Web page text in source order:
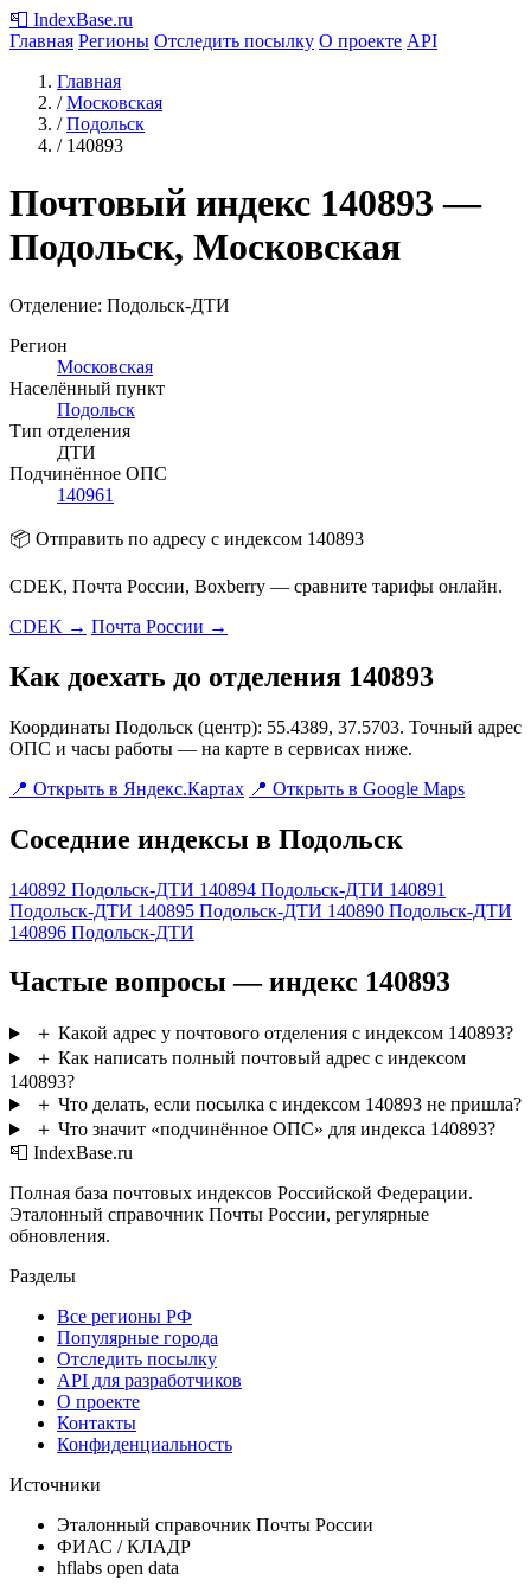
📮 IndexBase.ru
Главная Регионы Отследить посылку О проекте API
Главная
/ Московская
/ Подольск
/ 140893
Почтовый индекс 140893 —
Подольск, Московская
Отделение: Подольск-ДТИ
Регион
Московская
Населённый пункт
Подольск
Тип отделения
ДТИ
Подчинённое ОПС
140961
📦 Отправить по адресу с индексом 140893
CDEK, Почта России, Boxberry — сравните тарифы онлайн.
CDEK → Почта России →
Как доехать до отделения 140893
Координаты Подольск (центр): 55.4389, 37.5703. Точный адрес
ОПС и часы работы — на карте в сервисах ниже.
📍 Открыть в Яндекс.Картах 📍 Открыть в Google Maps
Соседние индексы в Подольск
140892 Подольск-ДТИ 140894 Подольск-ДТИ 140891
Подольск-ДТИ 140895 Подольск-ДТИ 140890 Подольск-ДТИ
140896 Подольск-ДТИ
Частые вопросы — индекс 140893
＋ Какой адрес у почтового отделения с индексом 140893?
＋ Как написать полный почтовый адрес с индексом
140893?
＋ Что делать, если посылка с индексом 140893 не пришла?
＋ Что значит «подчинённое ОПС» для индекса 140893?
📮 IndexBase.ru
Полная база почтовых индексов Российской Федерации.
Эталонный справочник Почты России, регулярные
обновления.
Разделы
Все регионы РФ
Популярные города
Отследить посылку
API для разработчиков
О проекте
Контакты
Конфиденциальность
Источники
Эталонный справочник Почты России
ФИАС / КЛАДР
hflabs open data